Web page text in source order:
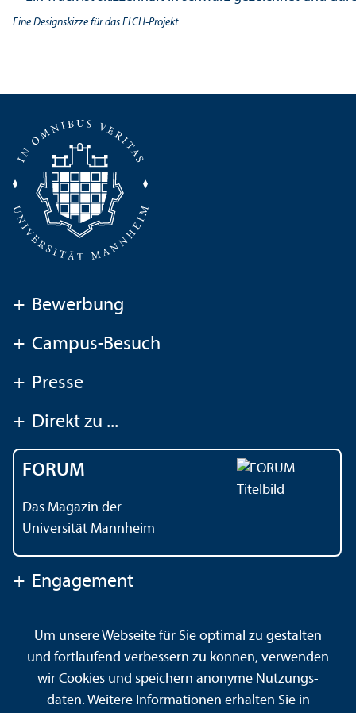
Eine Designskizze für das ELCH-Projekt
+ Bewerbung
+ Campus-Besuch
+ Presse
+ Direkt zu ...
FORUM
Das Magazin der
Universität Mannheim
+ Engagement
Kontakt Impressum Datenschutz
Barrierefreiheit
Gebärdensprache
Leichte Sprache
Sitemap
Hausordnung
Sicherheit und Notfälle
Um unsere Webseite für Sie optimal zu gestalten
und fortlaufend verbessern zu können, verwenden
wir Cookies und speichern anonyme Nutzungs­
daten. Weitere Informationen erhalten Sie in